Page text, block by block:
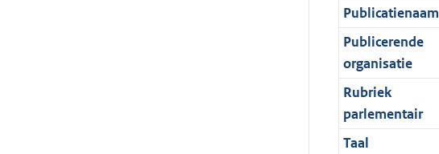
Publicatienaam
Publicerende
organisatie
Rubriek
parlementair
Taal